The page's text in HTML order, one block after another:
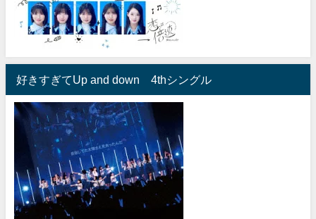
好きすぎてUp and down 4thシングル